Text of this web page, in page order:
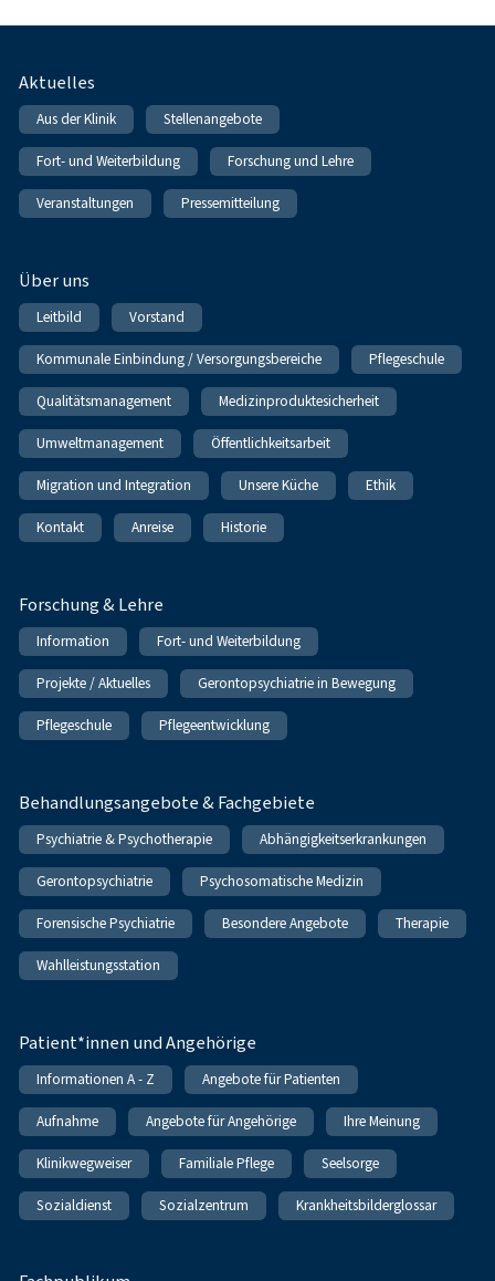
Fußnavigation
Aktuelles
Aus der Klinik Stellenangebote
Fort- und Weiterbildung Forschung und Lehre
Veranstaltungen Pressemitteilung
Über uns
Leitbild Vorstand
Kommunale Einbindung / Versorgungsbereiche Pflegeschule
Qualitätsmanagement Medizinproduktesicherheit
Umweltmanagement Öffentlichkeitsarbeit
Migration und Integration Unsere Küche Ethik
Kontakt Anreise Historie
Forschung & Lehre
Information Fort- und Weiterbildung
Projekte / Aktuelles Gerontopsychiatrie in Bewegung
Pflegeschule Pflegeentwicklung
Behandlungsangebote & Fachgebiete
Psychiatrie & Psychotherapie Abhängigkeitserkrankungen
Gerontopsychiatrie Psychosomatische Medizin
Forensische Psychiatrie Besondere Angebote Therapie
Wahlleistungsstation
Patient*innen und Angehörige
Informationen A - Z Angebote für Patienten
Aufnahme Angebote für Angehörige Ihre Meinung
Klinikwegweiser Familiale Pflege Seelsorge
Sozialdienst Sozialzentrum Krankheitsbilderglossar